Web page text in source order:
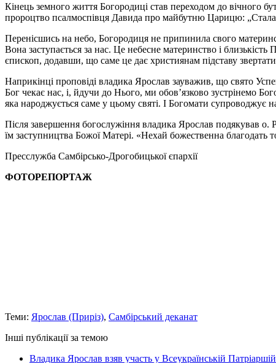
Кінець земного життя Богородиці став переходом до вічного
пророцтво псалмоcпівця Давида про майбутню Царицю:
Перенісшись на небо, Богородиця не припинила свого
Вона заступається за нас. Це небесне материнство і
єпископ, додавши, що саме це дає християнам підставу
Наприкінці проповіді владика Ярослав зауважив, що свято
Бог чекає нас, і, йдучи до Нього, ми обов’язково зустрінемо
яка народжується саме у цьому святі. І Богомати супроводжує
Після завершення богослужіння владика Ярослав подякував о.
їм заступництва Божої Матері. «Нехай божественна
Пресслужба Самбірсько-Дрогобицької єпархії
ФОТОРЕПОРТАЖ
Теми: Ярослав (Приріз), Самбірський деканат
Інші публікації за темою
Владика Ярослав взяв участь у Всеукраїнській